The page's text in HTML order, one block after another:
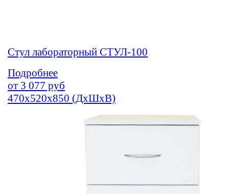
Стул лабораторный СТУЛ-100
Подробнее
от 3 077 руб
470х520х850 (ДхШхВ)